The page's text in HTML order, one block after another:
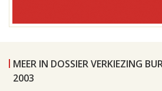
MEER IN DOSSIER VERKIEZING
2003